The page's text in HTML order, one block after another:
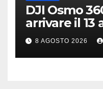
DJI Osmo
arrivare il 13
teaser
8 AGOSTO 2026